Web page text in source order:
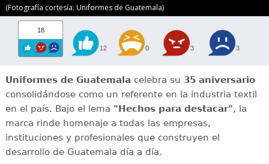
(Fotografía cortesía: Uniformes de Guatemala)
18
12 0 3 3
Uniformes de Guatemala celebra su 35 aniversario
consolidándose como un referente en la industria textil
en el país. Bajo el lema "Hechos para destacar", la
marca rinde homenaje a todas las empresas,
instituciones y profesionales que construyen el
desarrollo de Guatemala día a día.